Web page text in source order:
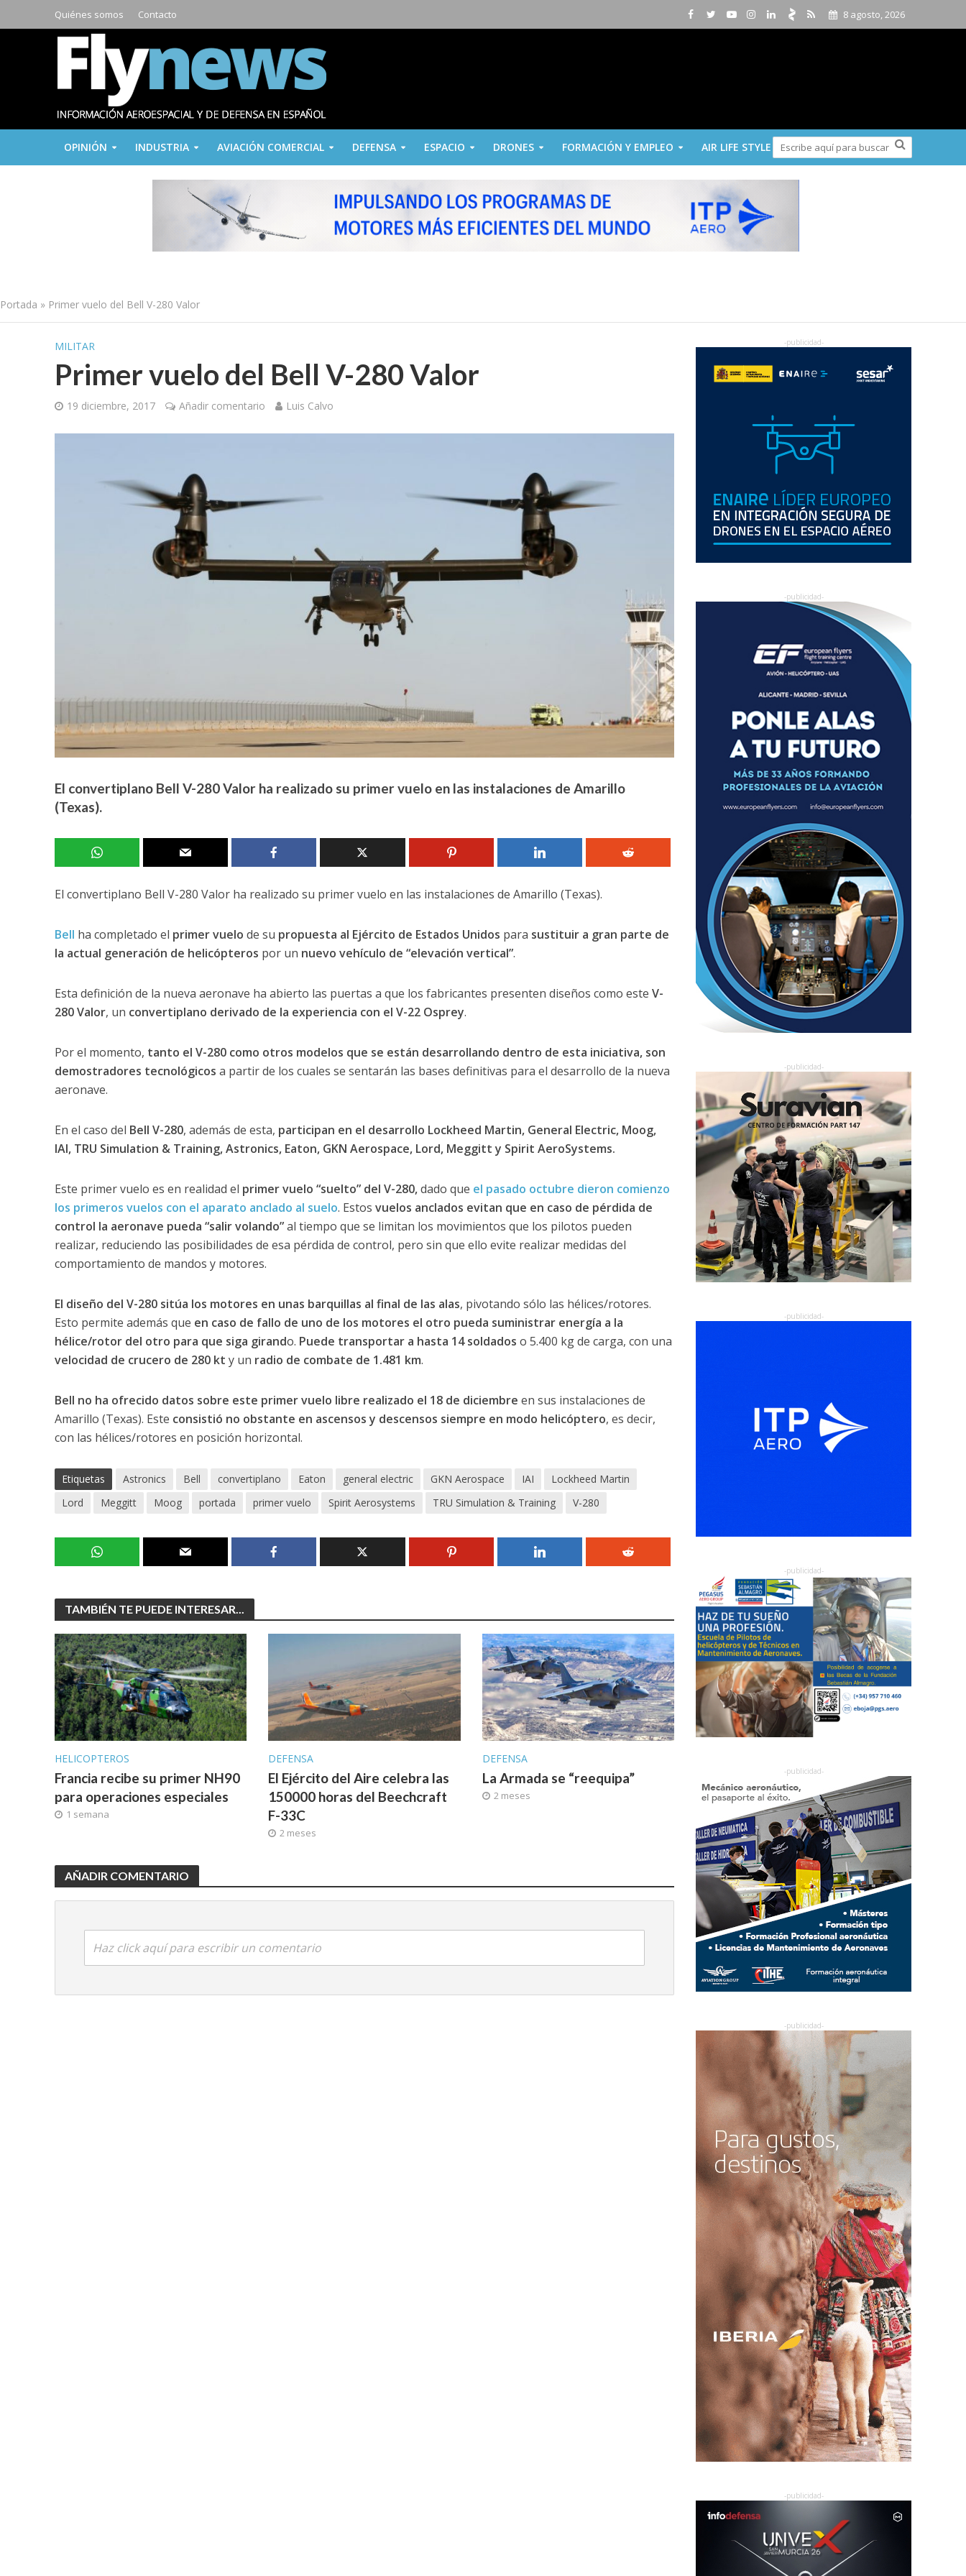
Quiénes somos Contacto 8 agosto, 2026
OPINIÓN INDUSTRIA AVIACIÓN COMERCIAL DEFENSA ESPACIO DRONES FORMACIÓN Y EMPLEO AIR LIFE STYLE
Portada » Primer vuelo del Bell V-280 Valor
MILITAR
Primer vuelo del Bell V-280 Valor
19 diciembre, 2017 Añadir comentario Luis Calvo
El convertiplano Bell V-280 Valor ha realizado su primer vuelo en las instalaciones de Amarillo
(Texas).
El convertiplano Bell V-280 Valor ha realizado su primer vuelo en las instalaciones de Amarillo (Texas).
Bell ha completado el primer vuelo de su propuesta al Ejército de Estados Unidos para sustituir a gran parte de
la actual generación de helicópteros por un nuevo vehículo de “elevación vertical”.
Esta definición de la nueva aeronave ha abierto las puertas a que los fabricantes presenten diseños como este V-
280 Valor, un convertiplano derivado de la experiencia con el V-22 Osprey.
Por el momento, tanto el V-280 como otros modelos que se están desarrollando dentro de esta iniciativa, son
demostradores tecnológicos a partir de los cuales se sentarán las bases definitivas para el desarrollo de la nueva
aeronave.
En el caso del Bell V-280, además de esta, participan en el desarrollo Lockheed Martin, General Electric, Moog,
IAI, TRU Simulation & Training, Astronics, Eaton, GKN Aerospace, Lord, Meggitt y Spirit AeroSystems.
Este primer vuelo es en realidad el primer vuelo “suelto” del V-280,dado que el pasado octubre dieron comienzo
los primeros vuelos con el aparato anclado al suelo. Estos vuelos anclados evitan que en caso de pérdida de
control la aeronave pueda “salir volando”al tiempo que se limitan los movimientos que los pilotos pueden
realizar, reduciendo las posibilidades de esa pérdida de control, pero sin que ello evite realizar medidas del
comportamiento de mandos y motores.
El diseño del V-280 sitúa los motores en unas barquillas al final de las alas, pivotando sólo las hélices/rotores.
Esto permite además que en caso de fallo de uno de los motores el otro pueda suministrar energía a la
hélice/rotor del otro para que siga girando. Puede transportar a hasta 14 soldados o 5.400 kg de carga, con una
velocidad de crucero de 280 kt y un radio de combate de 1.481 km.
Bell no ha ofrecido datos sobre este primer vuelo libre realizado el 18 de diciembre en sus instalaciones de
Amarillo (Texas). Este consistió no obstante en ascensos y descensos siempre en modo helicóptero, es decir,
con las hélices/rotores en posición horizontal.
Etiquetas Astronics Bell convertiplano Eaton general electric GKN Aerospace IAI
Lockheed Martin
Lord
Meggitt Moog portada primer vuelo Spirit Aerosystems TRU Simulation & Training V-280
TAMBIÉN TE PUEDE INTERESAR...
HELICOPTEROS
Francia recibe su primer NH90
para operaciones especiales
1 semana
DEFENSA
El Ejército del Aire celebra las
150000 horas del Beechcraft
F-33C
2 meses
DEFENSA
La Armada se “reequipa”
2 meses
AÑADIR COMENTARIO
Haz click aquí para escribir un comentario